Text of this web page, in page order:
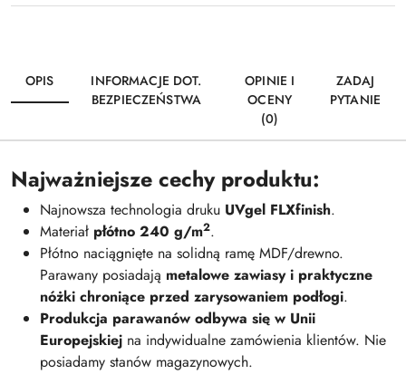
OPIS
INFORMACJE DOT.
BEZPIECZEŃSTWA
OPINIE I
OCENY
(0)
ZADAJ
PYTANIE
Najważniejsze cechy produktu:
Najnowsza technologia druku UVgel FLXfinish.
Materiał płótno 240 g/m2.
Płótno naciągnięte na solidną ramę MDF/drewno.
Parawany posiadają metalowe zawiasy i praktyczne
nóżki chroniące przed zarysowaniem podłogi.
Produkcja parawanów odbywa się w Unii
Europejskiej na indywidualne zamówienia klientów. Nie
posiadamy stanów magazynowych.